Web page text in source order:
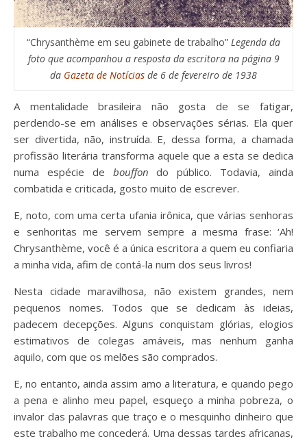
“Chrysanthème em seu gabinete de trabalho” Legenda da
foto que acompanhou a resposta da escritora na página 9
da Gazeta de Notícias de 6 de fevereiro de 1938
A mentalidade brasileira não gosta de se fatigar,
perdendo-se em análises e observações sérias. Ela quer
ser divertida, não, instruída. E, dessa forma, a chamada
profissão literária transforma aquele que a esta se dedica
numa espécie de bouffondo público. Todavia, ainda
combatida e criticada, gosto muito de escrever.
E, noto, com uma certa ufania irônica, que várias senhoras
e senhoritas me servem sempre a mesma frase: ‘Ah!
Chrysanthème, você é a única escritora a quem eu confiaria
a minha vida, afim de contá-la num dos seus livros!
Nesta cidade maravilhosa, não existem grandes, nem
pequenos nomes. Todos que se dedicam às ideias,
padecem decepções. Alguns conquistam glórias, elogios
estimativos de colegas amáveis, mas nenhum ganha
aquilo, com que os melões são comprados.
E, no entanto, ainda assim amo a literatura, e quando pego
a pena e alinho meu papel, esqueço a minha pobreza, o
invalor das palavras que traço e o mesquinho dinheiro que
este trabalho me concederá. Uma dessas tardes africanas,